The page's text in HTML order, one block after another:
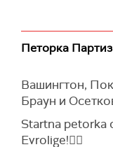
Петорка
Вашингтон,
Браун и
Startna petorka
Evrolige!✊🏽